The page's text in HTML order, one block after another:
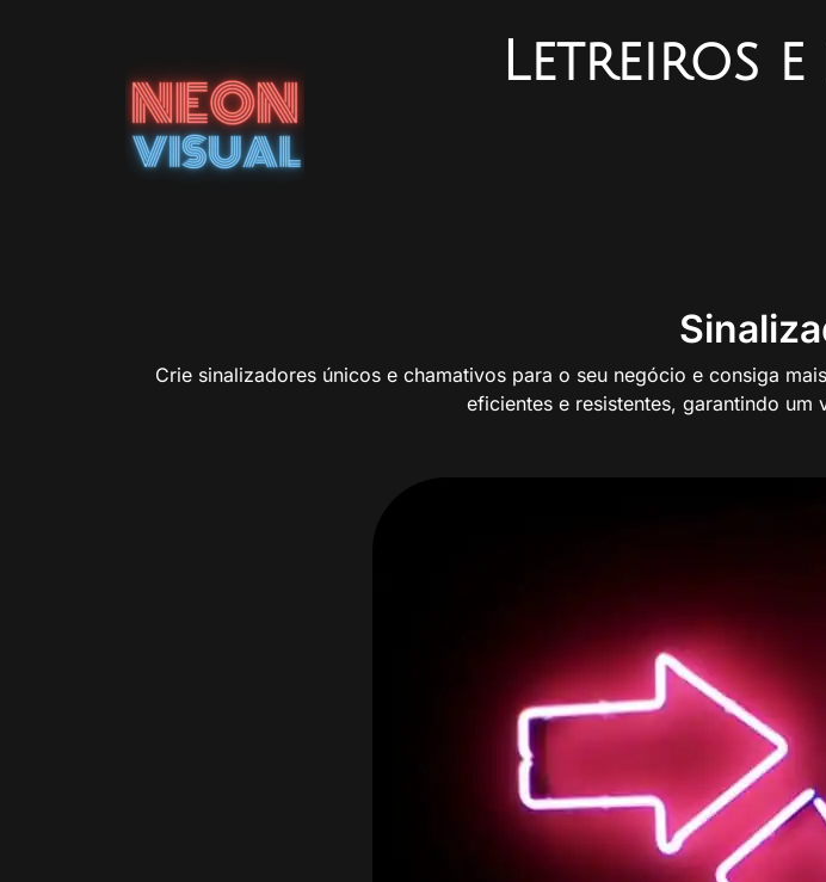
Letreiros
Crie sinalizadores únicos e chamativos para o seu negócio e consiga
eficientes e resistentes, garantindo